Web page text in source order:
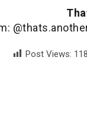
Post Views: 118